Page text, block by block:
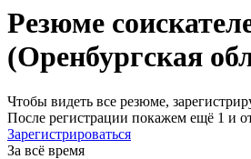
Резюме
(Оренбургская
Чтобы видеть все резюме,
После регистрации покажем ещё 1 и
Зарегистрироваться
За всё время